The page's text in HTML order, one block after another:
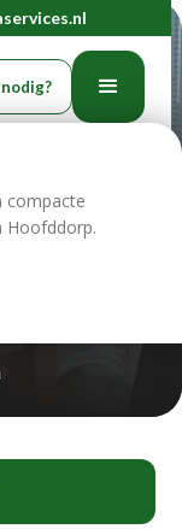
compacte
Hoofddorp.en